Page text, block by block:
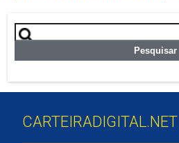
Pesquisar
por:
CARTEIRADIGITAL.NET